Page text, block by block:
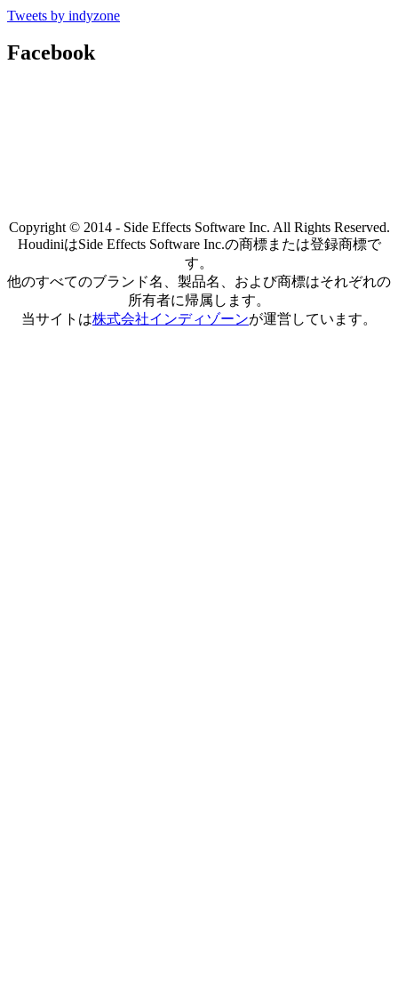
Tweets by indyzone
Facebook
Copyright © 2014 - Side Effects Software Inc. All Rights Reserved.
HoudiniはSide Effects Software Inc.の商標または登録商標で
す。
他のすべてのブランド名、製品名、および商標はそれぞれの
所有者に帰属します。
当サイトは株式会社インディゾーンが運営しています。